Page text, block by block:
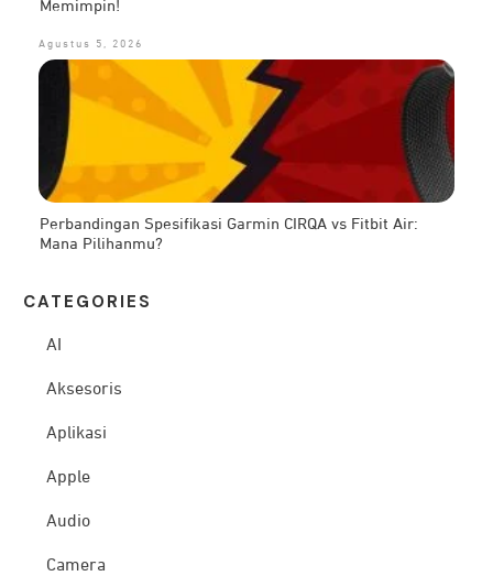
Memimpin!
Agustus 5, 2026
Perbandingan Spesifikasi Garmin CIRQA vs Fitbit Air:
Mana Pilihanmu?
CATEG ORIES
AI
Aksesoris
Aplikasi
Apple
Audio
Camera